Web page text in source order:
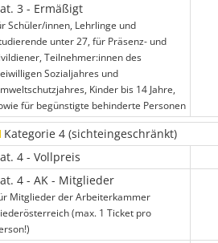
3 - Ermäßigt
Schüler/innen, Lehrlinge und
unter 27, für Präsenz- und
Teilnehmer:innen des
Sozialjahres und
Kinder bis 14 Jahre,
für begünstigte behinderte Personen
Kategorie 4 (sichteingeschränkt)
4 - Vollpreis
4 - AK - Mitglieder
Mitglieder der Arbeiterkammer
(max. 1 Ticket pro